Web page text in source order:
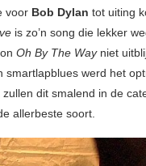
voor Bob Dylan tot uiting
is zo’n song die lekker
Oh By The Wayniet
smartlapblues werd het
dit smalend in de
allerbeste soort.